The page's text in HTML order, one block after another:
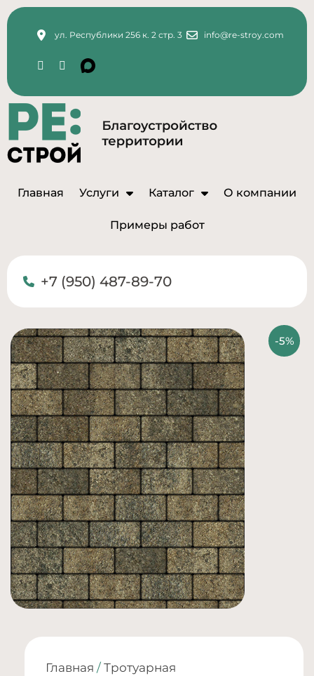
ул. Республики 256 к. 2 стр. 3 info@re-stroy.com
Главная Услуги Каталог О компании
Примеры работ
+7 (950) 487-89-70
Главная / Тротуарная